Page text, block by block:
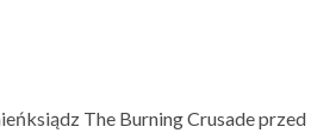
The Burning Crusade